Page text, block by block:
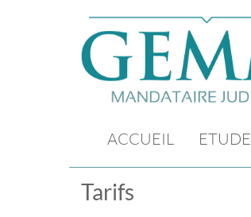
ACCUEIL ETUDE
Tarifs